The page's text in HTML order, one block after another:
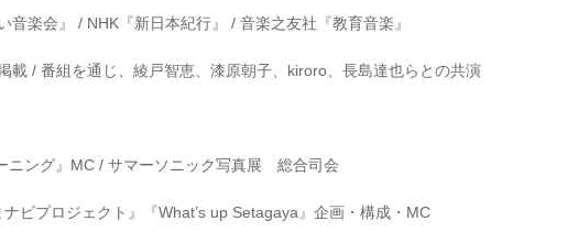
音楽会』 / NHK『新日本紀行』 / 音楽之友社『教育音楽』
載 / 番組を通じ、綾戸智恵、漆原朝子、kiroro、長島達也らとの共演
ニング』MC / サマーソニック写真展 総合司会
ビプロジェクト』 『What’s up Setagaya』企画・構成・MC